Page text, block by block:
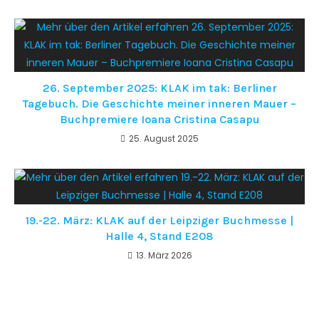
26. September 2025: KLAK im tak: Berliner
Tagebuch. Die Geschichte meiner inneren Mauer –
Buchpremiere Ioana Cristina Casapu
25. August 2025
19.-22. März: KLAK auf der Leipziger Buchmesse |
Halle 4, Stand E208
13. März 2026